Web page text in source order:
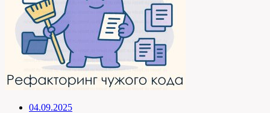
04.09.2025